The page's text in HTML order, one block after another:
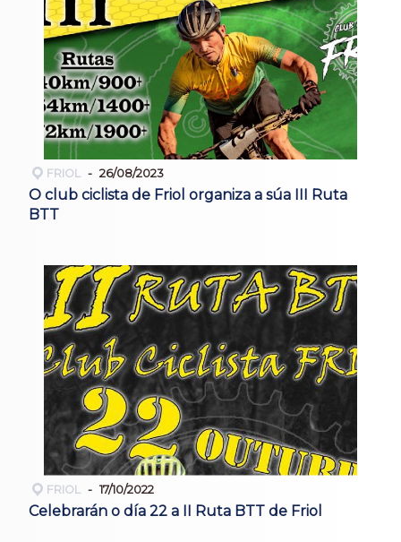
FRIOL 26/08/2023
O club ciclista de Friol organiza a súa III Ruta
BTT
FRIOL 17/10/2022
Celebrarán o día 22 a II Ruta BTT de Friol